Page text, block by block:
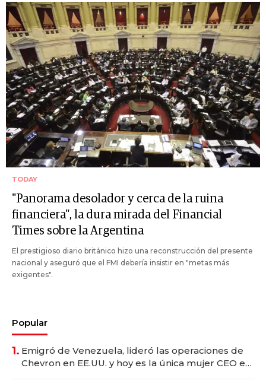
TODAY
"Panorama desolador y cerca de la ruina
financiera", la dura mirada del Financial
Times sobre la Argentina
El prestigioso diario británico hizo una reconstrucción del presente
nacional y aseguró que el FMI debería insistir en "metas más
exigentes".
Popular
1. Emigró de Venezuela, lideró las operaciones de
Chevron en EE.UU. y hoy es la única mujer CEO en